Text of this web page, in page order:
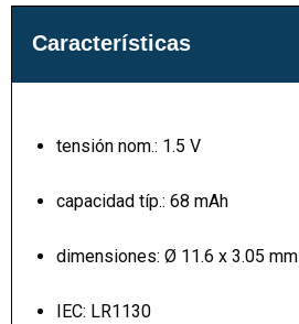
Características
tensión nom.: 1.5 V
capacidad típ.: 68 mAh
dimensiones: Ø 11.6 x 3.05 mm
IEC: LR1130